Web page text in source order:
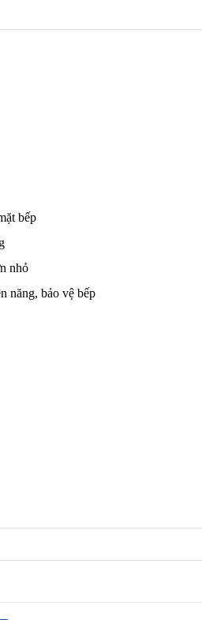
bếp
nhỏ
năng, bảo vệ bếp